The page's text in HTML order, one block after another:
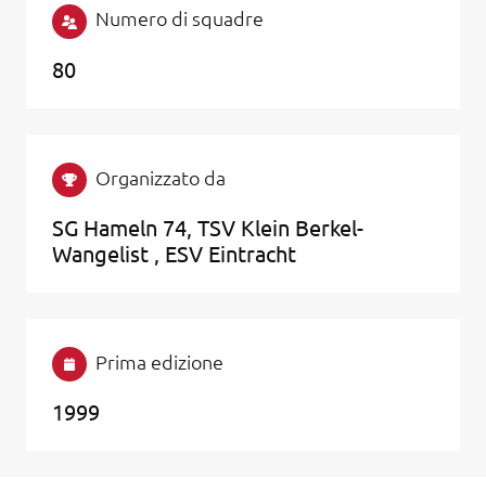
Numero di squadre
80
Organizzato da
SG Hameln 74, TSV Klein Berkel-
Wangelist , ESV Eintracht
Prima edizione
1999